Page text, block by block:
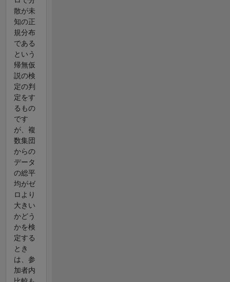
散が未
知の正
規分布
である
という
帰無仮
説の検
定の判
定をす
るもの
です
が、複
数集団
からの
データ
の総平
均がゼ
ロより
大きい
かどう
かを検
定する
とき
は、参
加者内